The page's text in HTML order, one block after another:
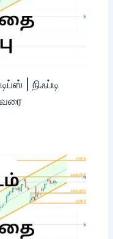
| நிஃப்டி